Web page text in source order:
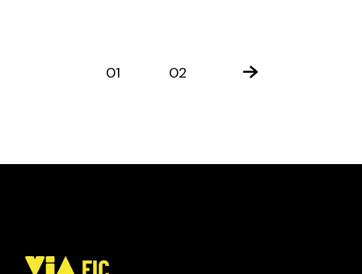
PAXINACIÓN
01 02